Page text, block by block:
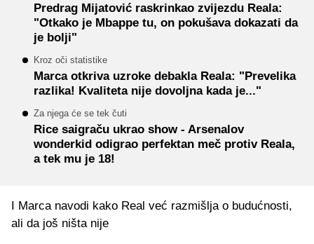
Predrag Mijatović raskrinkao zvijezdu Reala:
"Otkako je Mbappe tu, on pokušava dokazati da
je bolji"
Kroz oči statistike
Marca otkriva uzroke debakla Reala: "Prevelika
razlika! Kvaliteta nije dovoljna kada je..."
Za njega će se tek čuti
Rice saigraču ukrao show - Arsenalov
wonderkid odigrao perfektan meč protiv Reala,
a tek mu je 18!
I Marca navodi kako Real već razmišlja o budućnosti,
ali da još ništa nije